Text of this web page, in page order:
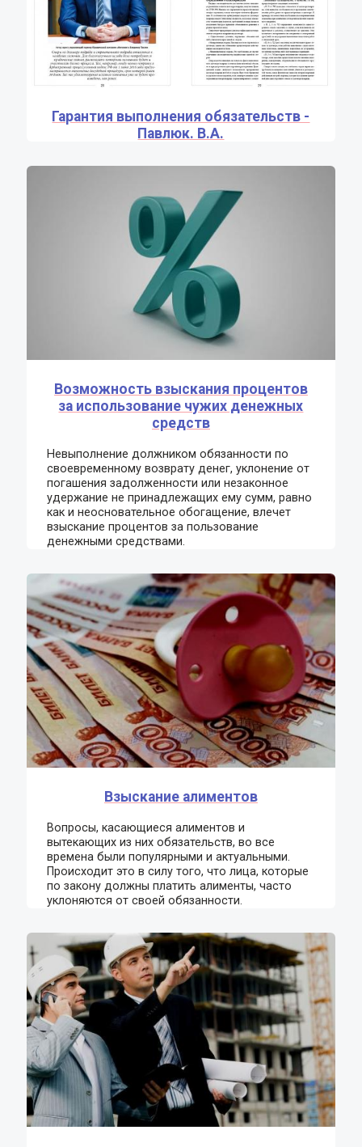
Гарантия выполнения обязательств -
Павлюк. В.А.
Возможность взыскания процентов
за использование чужих денежных
средств
Невыполнение должником обязанности по
своевременному возврату денег, уклонение от
погашения задолженности или незаконное
удержание не принадлежащих ему сумм, равно
как и неосновательное обогащение, влечет
взыскание процентов за пользование
денежными средствами.
Взыскание алиментов
Вопросы, касающиеся алиментов и
вытекающих из них обязательств, во все
времена были популярными и актуальными.
Происходит это в силу того, что лица, которые
по закону должны платить алименты, часто
уклоняются от своей обязанности.